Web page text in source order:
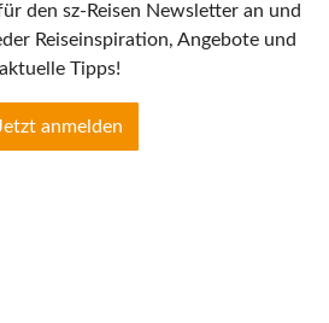
den sz-Reisen Newsletter an und
Reiseinspiration, Angebote und
aktuelle Tipps!
anmelden